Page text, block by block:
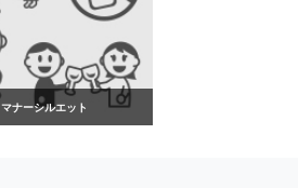
マナーシルエット